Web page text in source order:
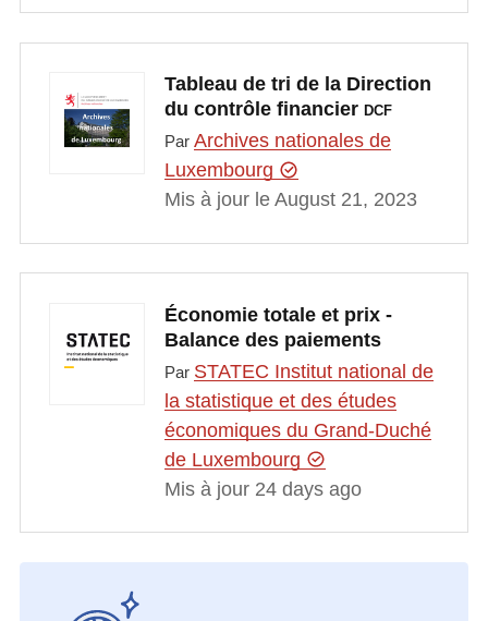
Tableau de tri de la Direction
du contrôle financier DCF
Par Archives nationales de
Luxembourg
Mis à jour le August 21, 2023
Économie totale et prix -
Balance des paiements
Par STATEC Institut national de
la statistique et des études
économiques du Grand-Duché
de Luxembourg
Mis à jour 24 days ago